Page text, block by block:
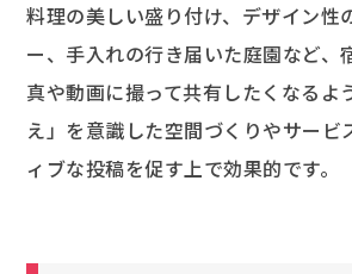
料理の美しい盛り付け、デザイン性
ー、手入れの行き届いた庭園など、
真や動画に撮って共有したくなるよ
え」を意識した空間づくりやサービ
ィブな投稿を促す上で効果的です。